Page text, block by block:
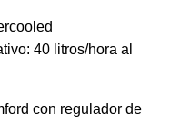
40 litros/hora al
con regulador de